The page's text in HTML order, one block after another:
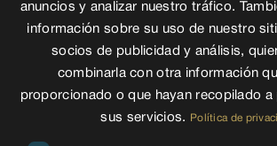
anuncios y analizar nuestro tráfico.
información sobre su uso de nuestro
socios de publicidad y análisis,
combinarla con otra información
proporcionado o que hayan recopilado a
sus servicios.
Política de